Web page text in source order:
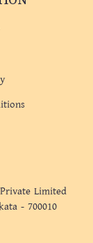
Limited
- 700010